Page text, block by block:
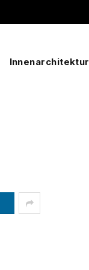
Innenarchitektur